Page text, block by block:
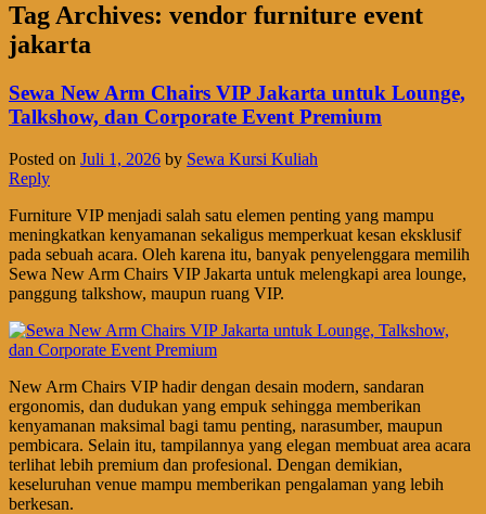
Tag Archives: vendor furniture event
jakarta
Sewa New Arm Chairs VIP Jakarta untuk Lounge,
Talkshow, dan Corporate Event Premium
Posted on Juli 1, 2026 by Sewa Kursi Kuliah
Reply
Furniture VIP menjadi salah satu elemen penting yang mampu
meningkatkan kenyamanan sekaligus memperkuat kesan eksklusif
pada sebuah acara. Oleh karena itu, banyak penyelenggara memilih
Sewa New Arm Chairs VIP Jakarta untuk melengkapi area lounge,
panggung talkshow, maupun ruang VIP.
New Arm Chairs VIP hadir dengan desain modern, sandaran
ergonomis, dan dudukan yang empuk sehingga memberikan
kenyamanan maksimal bagi tamu penting, narasumber, maupun
pembicara. Selain itu, tampilannya yang elegan membuat area acara
terlihat lebih premium dan profesional. Dengan demikian,
keseluruhan venue mampu memberikan pengalaman yang lebih
berkesan.